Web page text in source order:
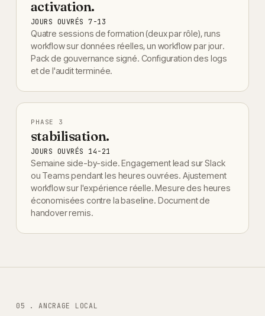
activation.
JOURS OUVRÉS 7-13
Quatre sessions de formation (deux par rôle), runs
workflow sur données réelles, un workflow par jour.
Pack de gouvernance signé. Configuration des logs
et de l'audit terminée.
PHASE 3
stabilisation.
JOURS OUVRÉS 14-21
Semaine side-by-side. Engagement lead sur Slack
ou Teams pendant les heures ouvrées. Ajustement
workflow sur l'expérience réelle. Mesure des heures
économisées contre la baseline. Document de
handover remis.
05 . ANCRAGE LOCAL